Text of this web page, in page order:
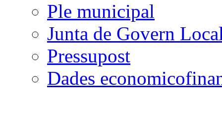
Ple municipal
Junta de Govern
Pressupost
Dades